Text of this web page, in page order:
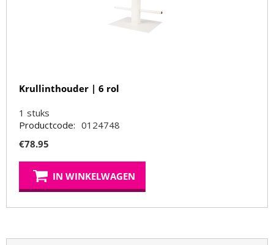
Krullinthouder | 6 rol
1 stuks
Productcode: 0124748
€78.95
IN WINKELWAGEN